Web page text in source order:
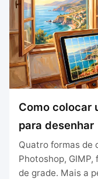
Como colocar
para desenhar
Quatro formas de
Photoshop,
de grade. Mais a